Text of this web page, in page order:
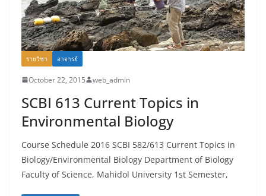
รายวิชา อาจารย์
October 22, 2015 web_admin
SCBI 613 Current Topics in
Environmental Biology
Course Schedule 2016 SCBI 582/613 Current Topics in
Biology/Environmental Biology Department of Biology
Faculty of Science, Mahidol University 1st Semester,